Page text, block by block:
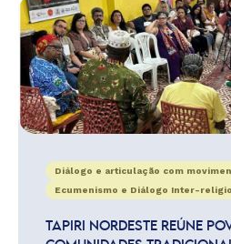
Diálogo e articulação com
Ecumenismo e Diálogo Inter-
TAPIRI NORDESTE REÚNE